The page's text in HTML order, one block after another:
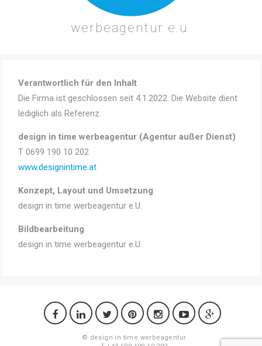
werbeagentur e.u.
Verantwortlich für den Inhalt
Die Firma ist geschlossen seit 4.1.2022. Die Website dient
lediglich als Referenz.
design in time werbeagentur (Agentur außer Dienst)
T 0699 190 10 202
www.designintime.at
Konzept, Layout und Umsetzung
design in time werbeagentur e.U.
Bildbearbeitung
design in time werbeagentur e.U.
© design in time werbeagentur